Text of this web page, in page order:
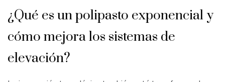
¿Qué es un polipasto exponencial y
cómo mejora los sistemas de
elevación?